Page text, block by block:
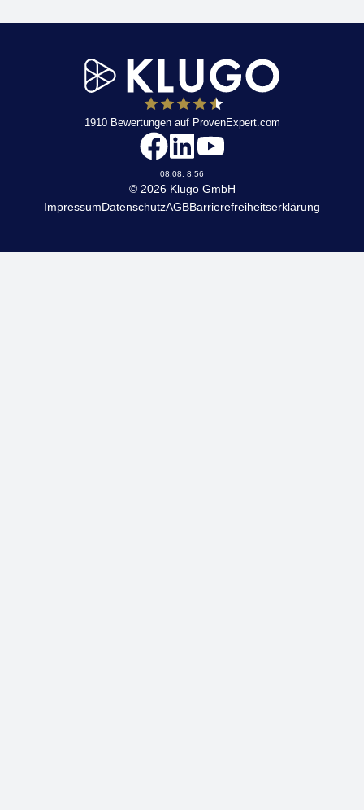
KLUGO
1910Bewertungen auf ProvenExpert.com
08.08. 8:56
© 2026 Klugo GmbH
ImpressumDatenschutzAGBBarrierefreiheitserklärung